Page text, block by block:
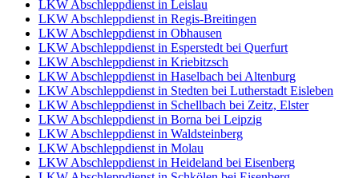
LKW Abschleppdienst in Leislau
LKW Abschleppdienst in Regis-Breitingen
LKW Abschleppdienst in Obhausen
LKW Abschleppdienst in Esperstedt bei Querfurt
LKW Abschleppdienst in Kriebitzsch
LKW Abschleppdienst in Haselbach bei Altenburg
LKW Abschleppdienst in Stedten bei Lutherstadt Eisleben
LKW Abschleppdienst in Schellbach bei Zeitz, Elster
LKW Abschleppdienst in Borna bei Leipzig
LKW Abschleppdienst in Waldsteinberg
LKW Abschleppdienst in Molau
LKW Abschleppdienst in Heideland bei Eisenberg